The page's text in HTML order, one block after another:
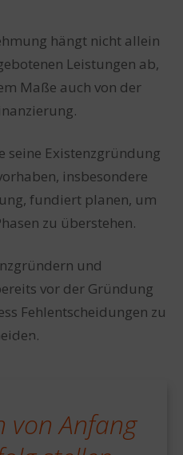
hängt nicht allein
Leistungen ab,
Maße auch von der
seine Existenzgründung
insbesondere
fundiert planen, um
zu überstehen.
und
vor der Gründung
Fehlentscheidungen zu
von Anfang